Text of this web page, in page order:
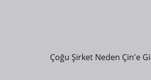
Çoğu Şirket Neden Çin'e